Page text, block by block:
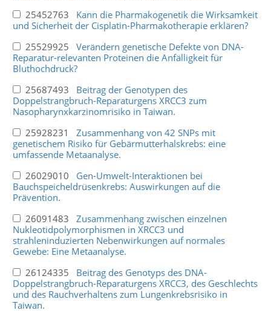
25452763 Kann die Pharmakogenetik die Wirksamkeit
und Sicherheit der Cisplatin-Pharmakotherapie erklären?
25529925 Verändern genetische Defekte von DNA-
Reparatur-relevanten Proteinen die Anfälligkeit für
Bluthochdruck?
25687493 Beitrag der Genotypen des
Doppelstrangbruch-Reparaturgens XRCC3 zum
Nasopharynxkarzinomrisiko in Taiwan.
25928231 Zusammenhang von 42 SNPs mit
genetischem Risiko für Gebärmutterhalskrebs: eine
umfassende Metaanalyse.
26029010 Gen-Umwelt-Interaktionen bei
Bauchspeicheldrüsenkrebs: Auswirkungen auf die
Prävention.
26091483 Zusammenhang zwischen einzelnen
Nukleotidpolymorphismen in XRCC3 und
strahleninduzierten Nebenwirkungen auf normales
Gewebe: Eine Metaanalyse.
26124335 Beitrag des Genotyps des DNA-
Doppelstrangbruch-Reparaturgens XRCC3, des Geschlechts
und des Rauchverhaltens zum Lungenkrebsrisiko in
Taiwan.